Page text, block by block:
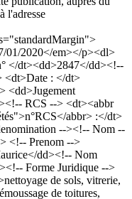
l'adresse
01/2020</em></p><dl>
</dt><dd>2847</dd><!--
<dt>Date : </dt>
<dd>Jugement
RCS --> <dt><abbr
abbr> :</dt>
--><!-- Nom --
<!-- Prenom -->
dd><!-- Nom
Forme Juridique -->
de sols, vitrerie,
de toitures,